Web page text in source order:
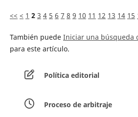
<< < 1 2 3 4 5 6 7 8 9 10 11 12 13 14 15
También puede Iniciar una búsqueda
para este artículo.
Política editorial
Proceso de arbitraje